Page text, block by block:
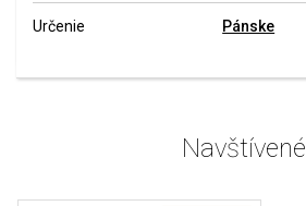
Určenie Pánske
Navštívené